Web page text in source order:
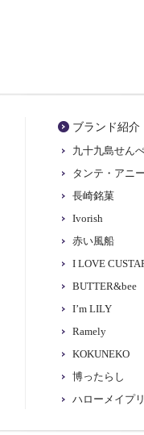
ブランド紹介
九十九島せん
タンテ・アニ
長崎銘菓
Ivorish
赤い風船
I LOVE
BUTTER&bee
I’m LILY
Ramely
KOKUNEKO
博ったらし
ハローメイプ